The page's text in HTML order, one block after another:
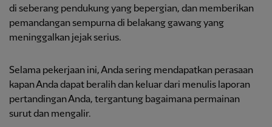
di seberang pendukung yang bepergian, dan memberikan
pemandangan sempurna di belakang gawang yang
meninggalkan jejak serius.
Selama pekerjaan ini, Anda sering mendapatkan perasaan
kapan Anda dapat beralih dan keluar dari menulis laporan
pertandingan Anda, tergantung bagaimana permainan
surut dan mengalir.